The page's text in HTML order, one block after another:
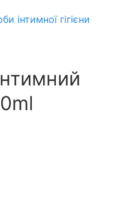
інтимної гігієни